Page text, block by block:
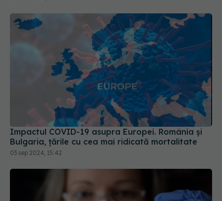
Impactul COVID-19 asupra Europei. România și
Bulgaria, țările cu cea mai ridicată mortalitate
03 sep 2024, 15:42